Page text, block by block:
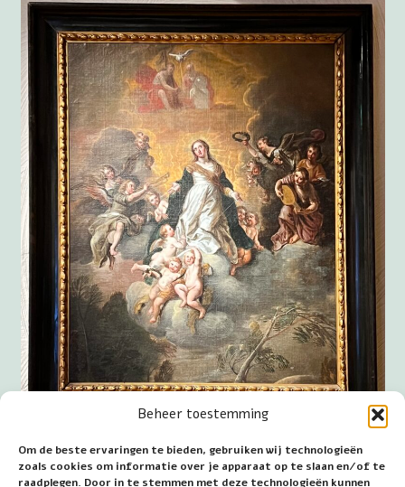
Beheer toestemming
Om de beste ervaringen te bieden, gebruiken wij technologieën
zoals cookies om informatie over je apparaat op te slaan en/of te
raadplegen. Door in te stemmen met deze technologieën kunnen
Weert van Claes Corneliszoon Moyaert.